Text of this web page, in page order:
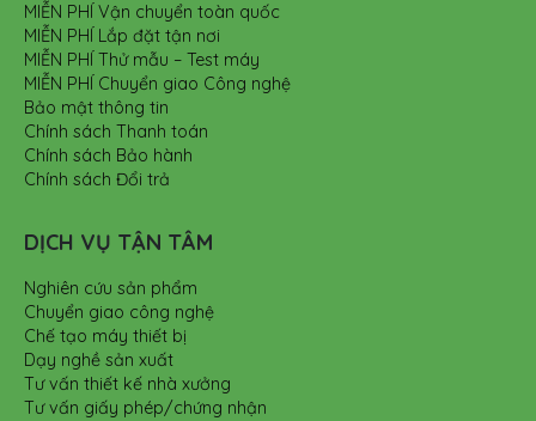
MIỄN PHÍ Vận chuyển toàn quốc
MIỄN PHÍ Lắp đặt tận nơi
MIỄN PHÍ Thử mẫu – Test máy
MIỄN PHÍ Chuyển giao Công nghệ
Bảo mật thông tin
Chính sách Thanh toán
Chính sách Bảo hành
Chính sách Đổi trả
DỊCH VỤ TẬN TÂM
Nghiên cứu sản phẩm
Chuyển giao công nghệ
Chế tạo máy thiết bị
Dạy nghề sản xuất
Tư vấn thiết kế nhà xưởng
Tư vấn giấy phép/chứng nhận